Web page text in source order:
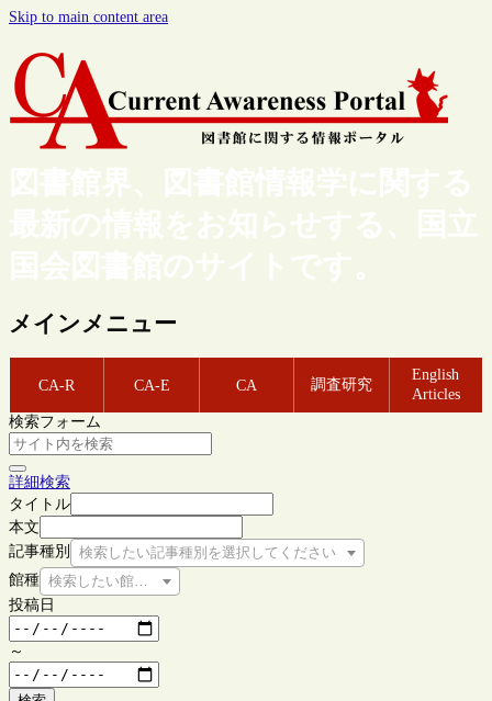
Skip to main content area
図書館界、図書館情報学に関する
最新の情報をお知らせする、国立
国会図書館のサイトです。
メインメニュー
CA-R CA-E CA 調査研究
English
Articles
検索フォーム
詳細検索
タイトル
本文
記事種別
検索したい記事種別を選択してください
館種 検索したい館種を選択してください
投稿日
～